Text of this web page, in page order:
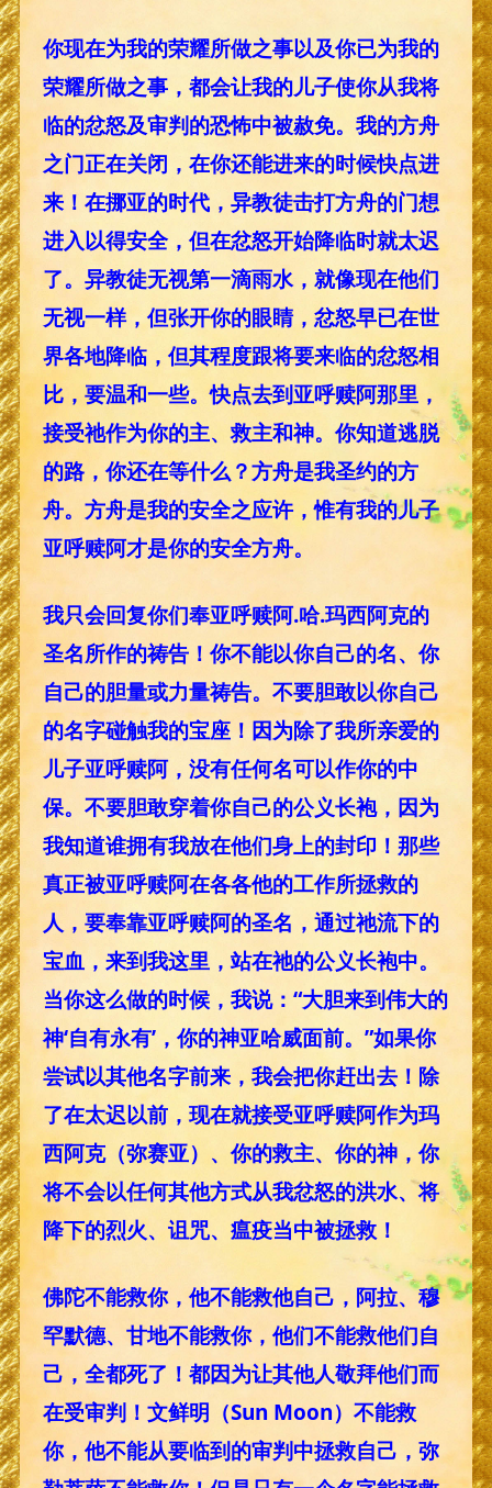
你现在为我的荣耀所做之事以及你已为我的
荣耀所做之事，都会让我的儿子使你从我将
临的忿怒及审判的恐怖中被赦免。我的方舟
之门正在关闭，在你还能进来的时候快点进
来！在挪亚的时代，异教徒击打方舟的门想
进入以得安全，但在忿怒开始降临时就太迟
了。异教徒无视第一滴雨水，就像现在他们
无视一样，但张开你的眼睛，忿怒早已在世
界各地降临，但其程度跟将要来临的忿怒相
比，要温和一些。快点去到亚呼赎阿那里，
接受祂作为你的主、救主和神。你知道逃脱
的路，你还在等什么？方舟是我圣约的方
舟。方舟是我的安全之应许，惟有我的儿子
亚呼赎阿才是你的安全方舟。
我只会回复你们奉亚呼赎阿.哈.玛西阿克的
圣名所作的祷告！你不能以你自己的名、你
自己的胆量或力量祷告。不要胆敢以你自己
的名字碰触我的宝座！因为除了我所亲爱的
儿子亚呼赎阿，没有任何名可以作你的中
保。不要胆敢穿着你自己的公义长袍，因为
我知道谁拥有我放在他们身上的封印！那些
真正被亚呼赎阿在各各他的工作所拯救的
人，要奉靠亚呼赎阿的圣名，通过祂流下的
宝血，来到我这里，站在祂的公义长袍中。
当你这么做的时候，我说：“大胆来到伟大的
神‘自有永有’，你的神亚哈威面前。”如果你
尝试以其他名字前来，我会把你赶出去！除
了在太迟以前，现在就接受亚呼赎阿作为玛
西阿克（弥赛亚）、你的救主、你的神，你
将不会以任何其他方式从我忿怒的洪水、将
降下的烈火、诅咒、瘟疫当中被拯救！
佛陀不能救你，他不能救他自己，阿拉、穆
罕默德、甘地不能救你，他们不能救他们自
己，全都死了！都因为让其他人敬拜他们而
在受审判！文鲜明（Sun Moon）不能救
你，他不能从要临到的审判中拯救自己，弥